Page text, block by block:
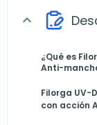
expand_more
¿Qué es
Anti-
Filorga UV-
con acción